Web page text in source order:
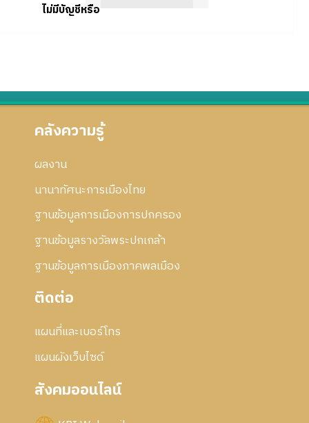
ไม่มีบัญชีหรือ
คลังความรู้
ผลงาน
นานาทัศนะการเมืองไทย
ฐานข้อมูลการเมืองการปกครอง
ฐานข้อมูลรางวัลพระปกเกล้า
ฐานข้อมูลการเมืองภาคพลเมือง
ติดต่อ
แผนที่และเบอร์โทร
แผนผังเว็บไซด์
สังคมออนไลน์